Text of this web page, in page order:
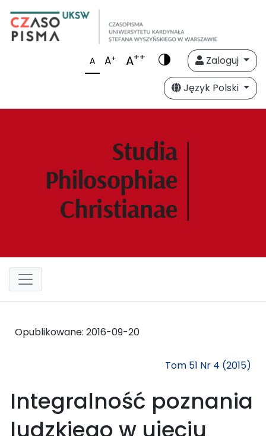
A A+ A++
Zaloguj
Język Polski
Opublikowane: 2016-09-20
Tom 51 Nr 4 (2015)
Integralność poznania
ludzkiego w ujęciu